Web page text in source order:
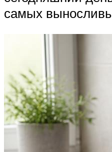
самых